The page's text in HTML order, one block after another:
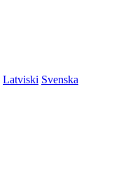
Latviski Svenska